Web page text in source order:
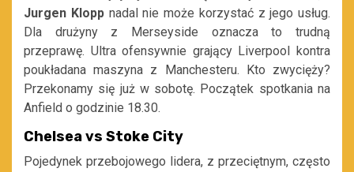
Jurgen Kloppnadal nie może korzystać z jego usług.
Dla drużyny z Merseyside oznacza to trudną
przeprawę. Ultra ofensywnie grający Liverpool kontra
poukładana maszyna z Manchesteru. Kto zwycięży?
Przekonamy się już w sobotę. Początek spotkania na
Anfield o godzinie 18.30.
Chelsea vs Stoke City
Pojedynek przebojowego lidera, z przeciętnym, często